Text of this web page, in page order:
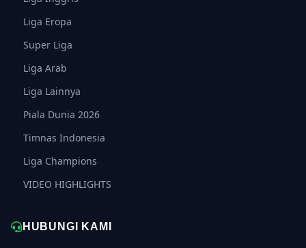
Liga Eropa
Super Liga
Liga Arab
Liga Lainnya
Piala Dunia 2026
Timnas Indonesia
Liga Champions
VIDEO HIGHLIGHTS
HUBUNGI KAMI